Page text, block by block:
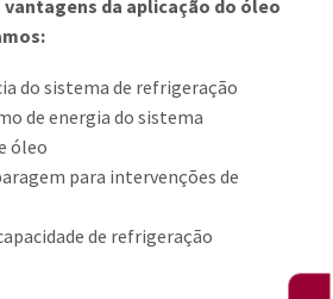
da aplicação do óleo
do sistema de refrigeração
de energia do sistema
óleo
para intervenções de
de refrigeração